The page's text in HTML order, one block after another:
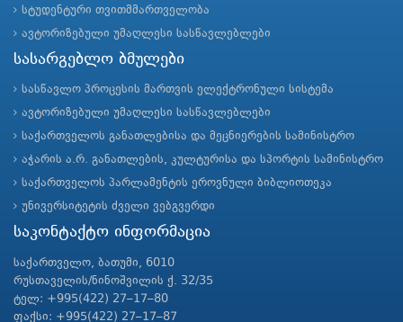
სტუდენტური თვითმმართველობა
ავტორიზებული უმაღლესი სასწავლებლები
სასარგებლო ბმულები
სასწავლო პროცესის მართვის ელექტრონული სისტემა
ავტორიზებული უმაღლესი სასწავლებლები
საქართველოს განათლებისა და მეცნიერების სამინისტრო
აჭარის ა.რ. განათლების, კულტურისა და სპორტის სამინისტრო
საქართველოს პარლამენტის ეროვნული ბიბლიოთეკა
უნივერსიტეტის ძველი ვებგვერდი
საკონტაქტო ინფორმაცია
საქართველო, ბათუმი, 6010
რუსთაველის/ნინოშვილის ქ. 32/35
ტელ: +995(422) 27–17–80
ფაქსი: +995(422) 27–17–87